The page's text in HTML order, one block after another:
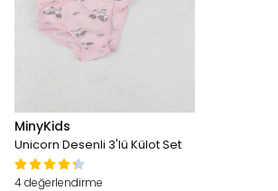
MinyKids
Unicorn Desenli 3'lü Külot Set
4 değerlendirme